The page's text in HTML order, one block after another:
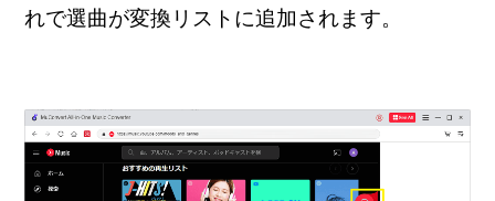
れで選曲が変換リストに追加されます。